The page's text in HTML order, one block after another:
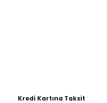
Kredi Kartına Taksit